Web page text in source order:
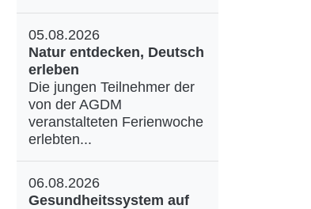
05.08.2026
Natur entdecken, Deutsch
erleben
Die jungen Teilnehmer der
von der AGDM
veranstalteten Ferienwoche
erlebten...
06.08.2026
Gesundheitssystem auf